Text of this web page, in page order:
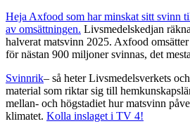
Heja Axfood som har minskat sitt svinn
av omsättningen. Livsmedelskedjan
halverat matsvinn 2025. Axfood
för nästan 900 miljoner svinnas, det
Svinnrik– så heter Livsmedelsverkets
material som riktar sig till
mellan- och högstadiet hur matsvinn
klimatet. Kolla inslaget i TV 4!